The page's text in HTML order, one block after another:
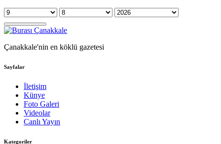
Çanakkale'nin en köklü gazetesi
Sayfalar
İletişim
Künye
Foto Galeri
Videolar
Canlı Yayın
Kategoriler